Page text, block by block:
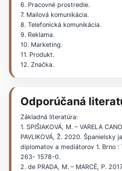
6. Pracovné prostredie.
7. Mailová komunikácia.
8. Telefonická komunikácia.
9. Reklama.
10. Marketing.
11. Produkt.
12. Značka.
Odporúčaná
Základná literatúra:
1. SPIŠIAKOVÁ, M. – VARELA
PAVLIKOVÁ, Ž. 2020. Španielsky
diplomatov a mediátorov 1. Brno
263- 1578-0.
2. de PRADA, M. – MARCÉ, P.